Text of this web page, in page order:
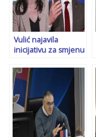
Vulić najavila
inicijativu za smjenu
postupke ministra
smatramo uvredom
za…